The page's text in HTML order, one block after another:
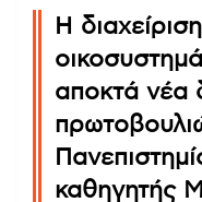
Η
αποκτά νέα
καθηγητής